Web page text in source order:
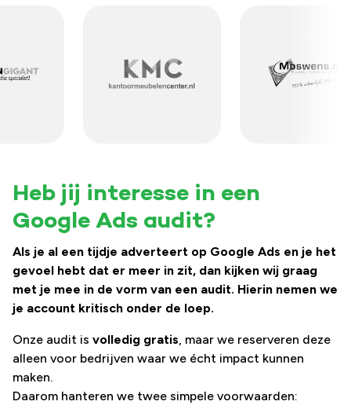
Heb jij interesse in een
Google Ads audit?
Als je al een tijdje adverteert op Google Ads en je het
gevoel hebt dat er meer in zit, dan kijken wij graag
met je mee in de vorm van een audit. Hierin nemen we
je account kritisch onder de loep.
Onze audit is volledig gratis, maar we reserveren deze
alleen voor bedrijven waar we écht impact kunnen
maken.
Daarom hanteren we twee simpele voorwaarden: